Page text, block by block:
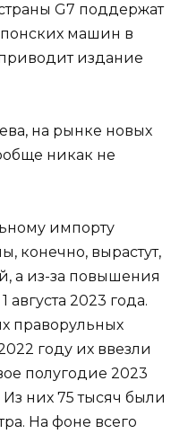
G7 поддержат
машин в
издание
на рынке новых
никак не
импорту
конечно, вырастут,
а из-за повышения
августа 2023 года.
праворульных
году их ввезли
полугодие 2023
них 75 тысяч были
На фоне всего